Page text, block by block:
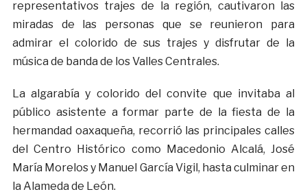
representativos trajes de la región, cautivaron las
miradas de las personas que se reunieron para
admirar el colorido de sus trajes y disfrutar de la
música de banda de los Valles Centrales.
La algarabía y colorido del convite que invitaba al
público asistente a formar parte de la fiesta de la
hermandad oaxaqueña, recorrió las principales calles
del Centro Histórico como Macedonio Alcalá, José
María Morelos y Manuel García Vigil, hasta culminar en
la Alameda de León.